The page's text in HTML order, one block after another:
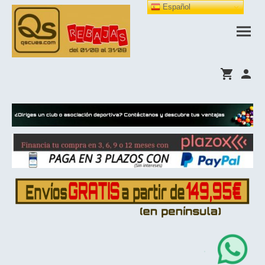
Español